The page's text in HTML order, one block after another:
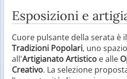
Esposizioni e
Cuore pulsante della serata è il
Tradizioni Popolari, uno
all'Artigianato Artistico e alle
Creativo. La selezione